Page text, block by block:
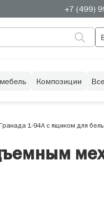
+7 (499)
Композиции
1-94А с ящиком для